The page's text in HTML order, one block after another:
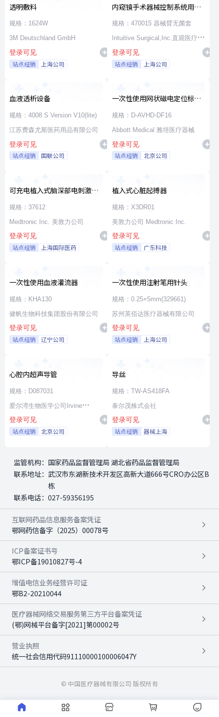
透明敷料
规格：1624W
3M Deutschland GmbH
登录可见
站点经销 上海公司
内窥镜手术器械控制系统用无
源器械和附件
规格：470015 器械臂无菌套
Intuitive Surgical,Inc.直观医疗公
司
登录可见
站点经销 上海公司
血液透析设备
规格：4008 S Version V10(lite)
江苏费森尤斯医药用品有限公司
登录可见
站点经销 国联公司
一次性使用网状磁电定位标测
导管
规格：D-AVHD-DF16
Abbott Medical 雅培医疗器械
登录可见
站点经销 北京公司
可充电植入式脑深部电刺激脉
冲发生器套件
规格：37612
Medtronic Inc. 美敦力公司
登录可见
站点经销 上海国际医药
植入式心脏起搏器
规格：X3DR01
美敦力公司 Medtronic Inc.
登录可见
站点经销 广东科技
一次性使用血液灌流器
规格：KHA130
健帆生物科技集团股份有限公司
登录可见
站点经销 辽宁公司
一次性使用注射笔用针头
规格：0.25×5mm(329661)
苏州英佰达医疗器械有限公司
登录可见
站点经销 上海公司
心腔内超声导管
规格：D087031
爱尔湾生物医学公司Irvine
Biomedical,Inc. a St. Jude
Medical Company
登录可见
站点经销 北京公司
导丝
规格：TW-AS418FA
泰尔茂株式会社
登录可见
站点经销 器械上海
监管机构： 国家药品监督管理局 湖北省药品监督管理局
联系地址： 武汉市东湖新技术开发区高新大道666号CRO办公区B
栋
联系电话： 027-59356195
互联网药品信息服务备案凭证
鄂网药信备字（2025）00078号
ICP备案证书号
鄂ICP备19010827号-4
增值电信业务经营许可证
鄂B2-20210044
医疗器械网络交易服务第三方平台备案凭证
(鄂)网械平台备字[2021]第00002号
营业执照
统一社会信用代码91110000100006047Y
© 中国医疗器械有限公司 版权所有